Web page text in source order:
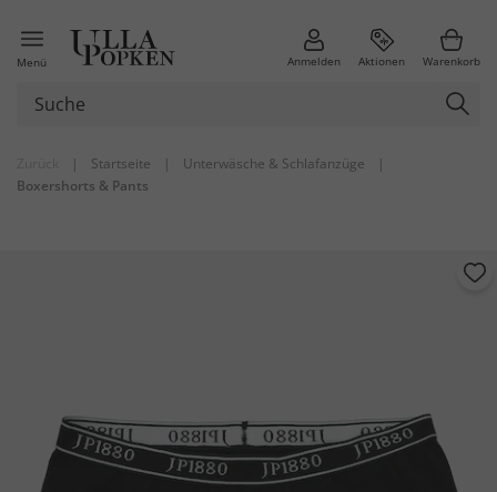
Menü Anmelden Aktionen Warenkorb
| Startseite | Unterwäsche & Schlafanzüge
|
Boxershorts & Pants